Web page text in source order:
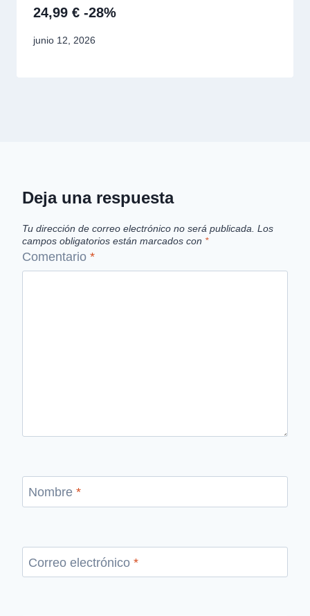
24,99 € -28%
junio 12, 2026
Deja una respuesta
Tu dirección de correo electrónico no será publicada. Los
campos obligatorios están marcados con *
Comentario *
Nombre *
Correo electrónico *